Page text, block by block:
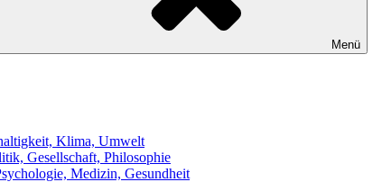
Menü
Klima, Umwelt
Gesellschaft, Philosophie
Medizin, Gesundheit